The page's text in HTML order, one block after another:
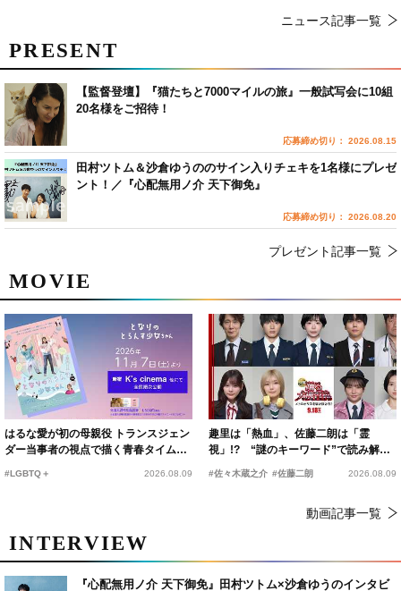
ニュース記事一覧
MOVIE
はるな愛が初の母親役 トランスジェン
ダー当事者の視点で描く青春タイムス
#LGBTQ＋ 2026.08.09
趣里は「熱血」、佐藤二朗は「霊
視」!? “謎のキーワード”で読み解く
『踊る大捜査線 N.E.W.』新メンバー
#佐々木蔵之介 #佐藤二朗 2026.08.09
動画記事一覧
INTERVIEW
『心配無用ノ介 天下御免』田村ツトム×沙倉ゆうのインタビ
PRESENT
【監督登壇】『猫たちと7000マイルの旅』一般試写会に10組
20名様をご招待！
応募締め切り： 2026.08.15
田村ツトム＆沙倉ゆうののサイン入りチェキを1名様にプレゼ
ント！／『心配無用ノ介 天下御免』
応募締め切り： 2026.08.20
プレゼント記事一覧